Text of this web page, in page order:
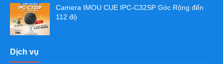
Camera IMOU CUE IPC-C32SP Góc Rộng đến
112 độ
Dịch vụ